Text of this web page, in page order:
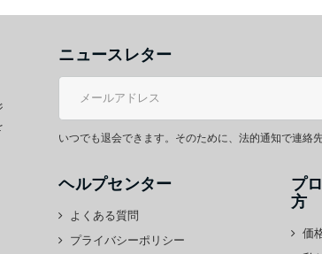
ニュースレター
いつでも退会できます。そのために、法的通知で連絡
ヘルプセンター
よくある質問
プライバシーポリシー
プ
方
価